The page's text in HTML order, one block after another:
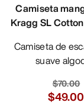
Camiseta
Kragg SL
Camiseta de escalada en
suave
$70.00
$49.00